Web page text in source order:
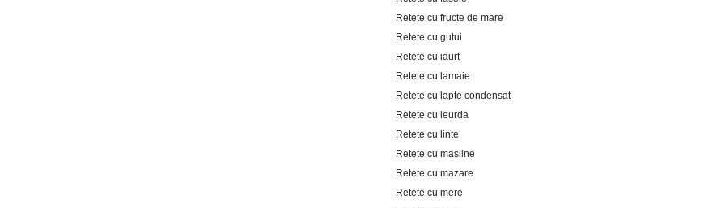
Retete cu fructe de mare
Retete cu gutui
Retete cu iaurt
Retete cu lamaie
Retete cu lapte condensat
Retete cu leurda
Retete cu linte
Retete cu masline
Retete cu mazare
Retete cu mere